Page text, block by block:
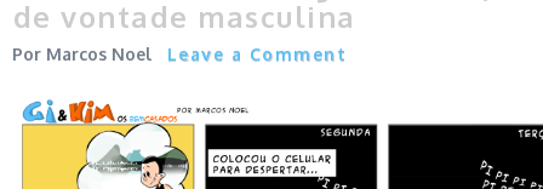
de vontade masculina
Marcos Noel Leave a Comment